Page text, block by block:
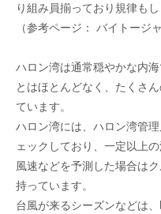
り組み員揃っており規律も
（参考ページ：
バイトージ
ハロン湾は通常穏やかな内
とはほとんどなく、たくさ
ています。
ハロン湾には、ハロン湾管
ェックしており、一定以上の
風速などを予測した場合は
持っています。
台風が来るシーズンなどは